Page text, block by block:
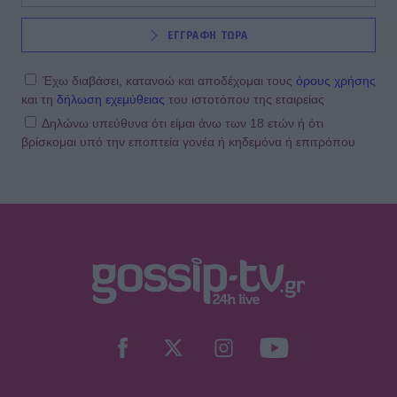
ΕΓΓΡΑΦΗ ΤΩΡΑ
Έχω διαβάσει, κατανοώ και αποδέχομαι τους όρους χρήσης
και τη δήλωση εχεμύθειας του ιστοτόπου της εταιρείας
Δηλώνω υπεύθυνα ότι είμαι άνω των 18 ετών ή ότι
βρίσκομαι υπό την εποπτεία γονέα ή κηδεμόνα ή επιτρόπου